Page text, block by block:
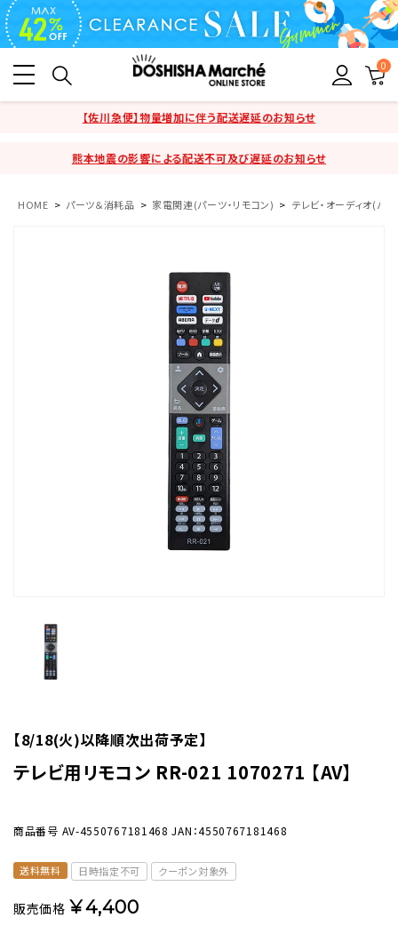
0
【佐川急便】物量増加に伴う配送遅延のお知らせ
熊本地震の影響による配送不可及び遅延のお知らせ
HOME パーツ＆消耗品 家電関連(パーツ・リモコン) テレビ・オーディオ(パ
【8/18(火)以降順次出荷予定】
テレビ用リモコン RR-021 1070271 【AV】
商品番号 AV-4550767181468 JAN：4550767181468
送料無料 日時指定不可 クーポン対象外
販売価格 ¥4,400